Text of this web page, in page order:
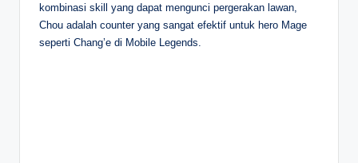
kombinasi skill yang dapat mengunci pergerakan lawan,
Chou adalah counter yang sangat efektif untuk hero Mage
seperti Chang’e di Mobile Legends.